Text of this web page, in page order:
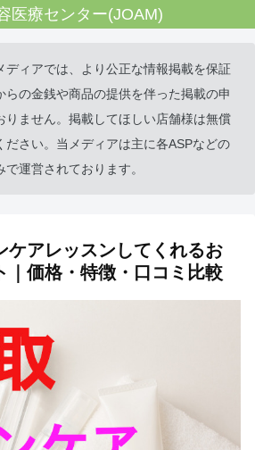
医療センター(JOAM)
ディアでは、より公正な情報掲載を保証
らの金銭や商品の提供を伴った掲載の申
りません。掲載してほしい店舗様は無償
ださい。当メディアは主に各ASPなどの
運営されております。
ケアレッスンしてくれるお
｜価格・特徴・口コミ比較